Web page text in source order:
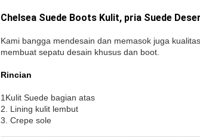
Chelsea Suede Boots Kulit, pria Suede
Kami bangga mendesain dan memasok juga
membuat sepatu desain khusus dan boot.
Rincian
1Kulit Suede bagian atas
2. Lining kulit lembut
3. Crepe sole